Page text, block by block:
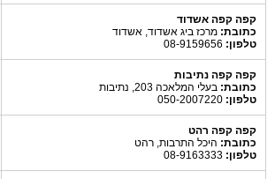
קפה קפה אשדוד
כתובת: מרכז ביג אשדוד, אשדוד
טלפון:
קפה קפה נתיבות
כתובת: בעלי המלאכה 203, נתיבות
טלפון:
קפה קפה רהט
כתובת: היכל התרבות, רהט
טלפון: